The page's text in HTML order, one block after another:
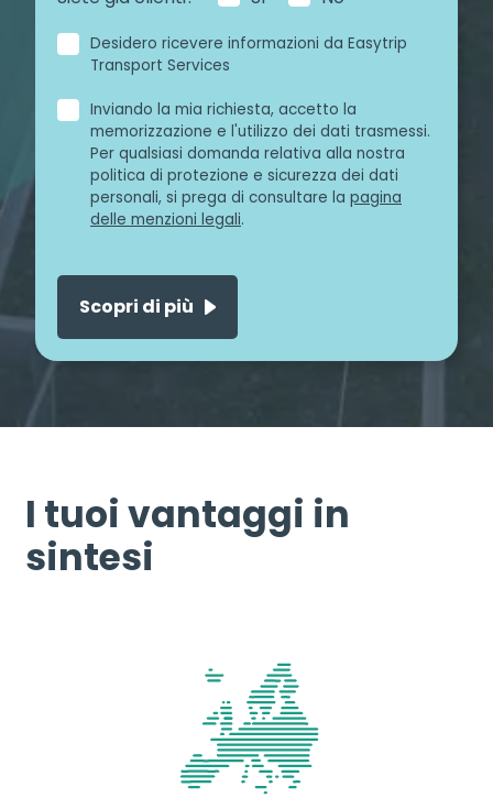
Desidero ricevere informazioni da Easytrip
Transport Services
Inviando la mia richiesta, accetto la
memorizzazione e l'utilizzo dei dati trasmessi.
Per qualsiasi domanda relativa alla nostra
politica di protezione e sicurezza dei dati
personali, si prega di consultare la pagina
delle menzioni legali.
I tuoi vantaggi in
sintesi